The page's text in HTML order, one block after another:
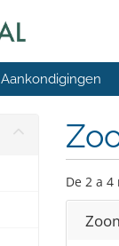
Aankondigingen
De 2 a